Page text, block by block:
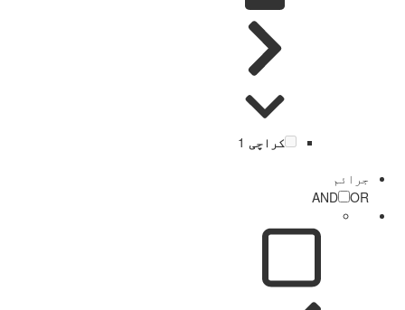
کراچی 1
جرائم
AND
OR